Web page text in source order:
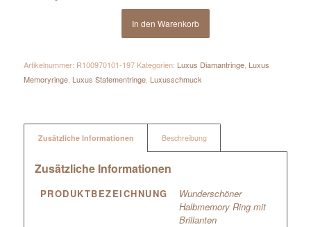
In den Warenkorb
Artikelnummer: R100970101-197 Kategorien: Luxus Diamantringe, Luxus
Memoryringe, Luxus Statementringe, Luxusschmuck
Zusätzliche Informationen Beschreibung
Zusätzliche Informationen
PRODUKTBEZEICHNUNG
Wunderschöner
Halbmemory Ring mit
Brillanten